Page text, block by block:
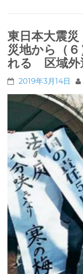
東日本大震
災地から（
れる 区域外
2019年3月14日